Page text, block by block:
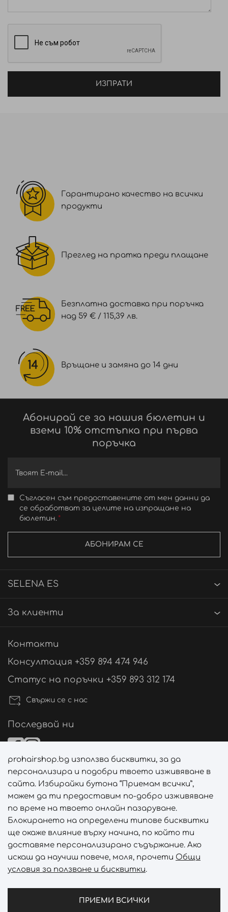
овлажняващи и подсигуряващи екстремна
еластичност, равномерното разпределение
върху косата и богата текстура. Компактни
PARKII BUTTER / BUTYROSPERMUM PARKII (SHEA)
BUTTER, CETEARYL ALCOHOL, CETEARETH-20,
COPERNICIA CERIFERA CERA / COPERNICIA CERIFERA
(CARNAUBA) WAX / CIRE DE CARNAUBA, CERESIN,
ORBIGNYA OLEIFERA SEED OIL, PVP, GLYCERYL
ROSINATE, TRIBEHENIN, GLYCERYL BEHENATE,
PARFUM / FRAGRANCE, OLEA EUROPAEA OIL
ALCOHOL, ACRYLATES/C10-30 ALKYL ACRYLATE
CROSSPOLYMER, DISODIUM EDTA,
CAPRYLHYDROXAMIC ACID, GLYCERIN, LINALOOL,
ИЗПРАТИ
Гарантирано качество на всички
продукти
Преглед на пратка преди плащане
Безплатна доставка при поръчка
над 59 € / 115,39 лв.
Връщане и замяна до 14 дни
Абонирай се за нашия бюлетин и
вземи 10% отстъпка при първа
поръчка
Съгласен съм предоставените от мен данни да
се обработват за целите на изпращане на
бюлетин.
АБОНИРАМ СЕ
SELENA ES
За клиенти
Контакти
Консултация +359 894 474 946
Статус на поръчки +359 893 312 174
Свържи се с нас
Последвай ни
Начини на плащане
Начини на доставка
Отключи ексклузивни отстъпки и лимитирани
prohairshop.bg използва бисквитки, за да
персонализира и подобри твоето изживяване в
сайта. Избирайки бутона “Приемам всички”,
можем да ти предоставим по-добро изживяване
по време на твоето онлайн пазаруване.
Блокирането на определени типове бисквитки
ще окаже влияние върху начина, по който ти
доставяме персонализирано съдържание. Ако
искаш да научиш повече, моля, прочети Общи
условия за ползване и бисквитки.
ПРИЕМИ ВСИЧКИ